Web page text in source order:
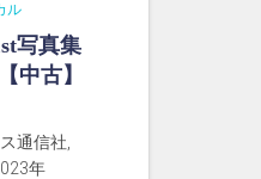
ル
写真集
中古】
通信社,
年